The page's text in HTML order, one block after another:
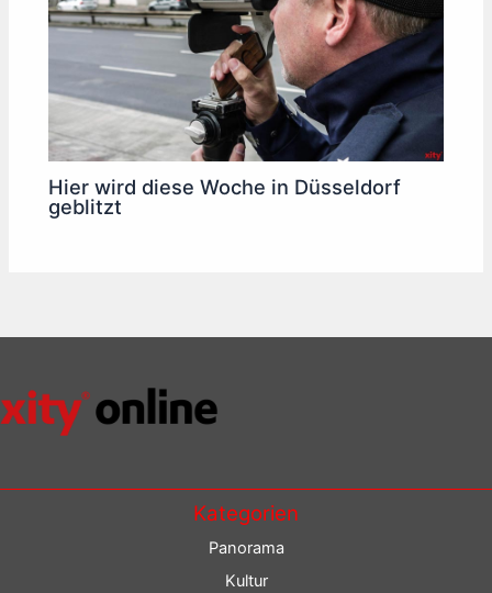
Hier wird diese Woche in Düsseldorf
geblitzt
Kategorien
Panorama
Kultur